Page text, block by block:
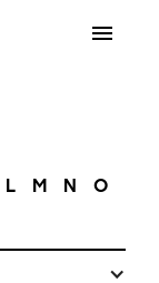
L M N O